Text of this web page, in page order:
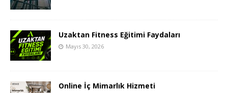
Uzaktan Fitness Eğitimi Faydaları
Mayıs 30, 2026
Online İç Mimarlık Hizmeti